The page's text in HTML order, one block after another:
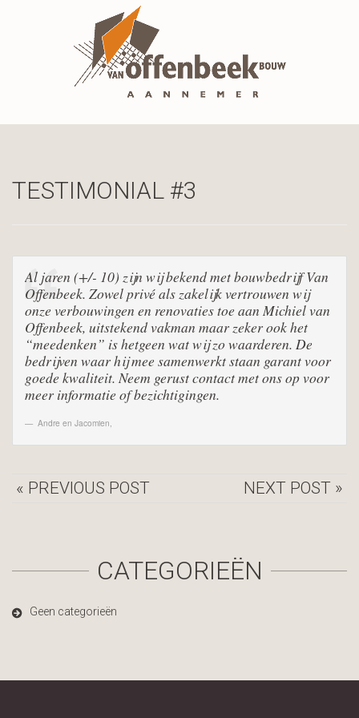
TESTIMONIAL #3
Al jaren (+/- 10) zijn wij bekend met bouwbedrijf Van
Offenbeek. Zowel privé als zakelijk vertrouwen wij
onze verbouwingen en renovaties toe aan Michiel van
Offenbeek, uitstekend vakman maar zeker ook het
“meedenken” is hetgeen wat wij zo waarderen. De
bedrijven waar hij mee samenwerkt staan garant voor
goede kwaliteit. Neem gerust contact met ons op voor
meer informatie of bezichtigingen.
Andre en Jacomien
« PREVIOUS POST NEXT POST »
CATEGORIEËN
Geen categorieën